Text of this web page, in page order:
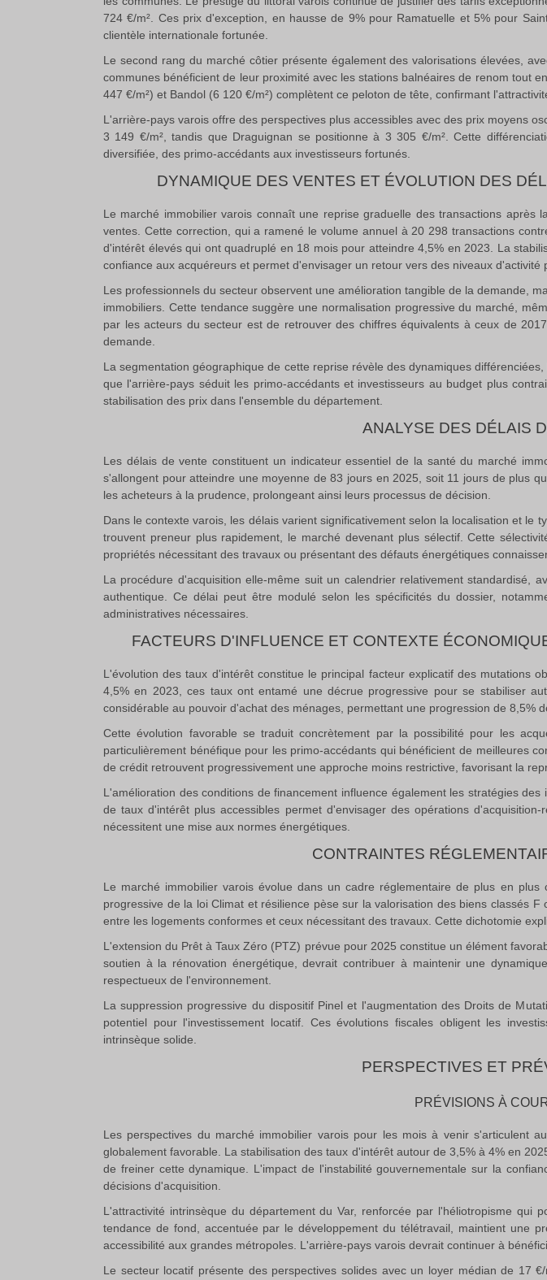
724 €/m²
Ces prix d'exception, en hausse de 9% pour Ramatuelle et 5% pour
clientèle internationale fortunée
Le second rang du marché côtier présente également des valorisations élevées,
communes bénéficient de leur proximité avec les stations balnéaires de renom tout
447 €/m²) et Bandol (6 120 €/m²) complètent ce peloton de tête, confirmant
L'arrière-pays varois offre des perspectives plus accessibles avec des prix moyens
3 149 €/m², tandis que Draguignan se positionne à 3 305 €/m².
Cette
diversifiée, des primo-accédants aux investisseurs fortunés.
DYNAMIQUE DES VENTES ET ÉVOLUTION DES
Le marché immobilier varois connaît une reprise graduelle des transactions
ventes Cette correction, qui a ramené le volume annuel à 20 298 transactions
d'intérêt élevés qui ont quadruplé en 18 mois pour atteindre 4,5% en 2023
La
confiance aux acquéreurs et permet d'envisager un retour vers des niveaux d'activité
Les professionnels du secteur observent une amélioration tangible de la demande,
immobiliers Cette tendance suggère une normalisation progressive du marché,
par les acteurs du secteur est de retrouver des chiffres équivalents à ceux de
demande
La segmentation géographique de cette reprise révèle des dynamiques
que l'arrière-pays séduit les primo-accédants et investisseurs au budget plus
stabilisation des prix dans l'ensemble du département.
ANALYSE DES DÉLAIS
Les délais de vente constituent un indicateur essentiel de la santé du marché
s'allongent pour atteindre une moyenne de 83 jours en 2025, soit 11 jours de plus
les acheteurs à la prudence, prolongeant ainsi leurs processus de décision.
Dans le contexte varois, les délais varient significativement selon la localisation et
trouvent preneur plus rapidement, le marché devenant plus sélectif. Cette
propriétés nécessitant des travaux ou présentant des défauts énergétiques
La procédure d'acquisition elle-même suit un calendrier relativement
authentique
Ce délai peut être modulé selon les spécificités du dossier,
administratives nécessaires
FACTEURS D'INFLUENCE ET CONTEXTE
L'évolution des taux d'intérêt constitue le principal facteur explicatif des mutations
4,5% en 2023, ces taux ont entamé une décrue progressive pour se stabiliser
considérable au pouvoir d'achat des ménages, permettant une progression de 8,5%
Cette évolution favorable se traduit concrètement par la possibilité pour les
particulièrement bénéfique pour les primo-accédants qui bénéficient de meilleures
de crédit retrouvent progressivement une approche moins restrictive, favorisant la
L'amélioration des conditions de financement influence également les stratégies
de taux d'intérêt plus accessibles permet d'envisager des opérations
nécessitent une mise aux normes énergétiques.
CONTRAINTES
Le marché immobilier varois évolue dans un cadre réglementaire de plus en
progressive de la loi Climat et résilience pèse sur la valorisation des biens classés
entre les logements conformes et ceux nécessitant des travaux Cette dichotomie
L'extension du Prêt à Taux Zéro (PTZ) prévue pour 2025 constitue un élément
soutien à la rénovation énergétique, devrait contribuer à maintenir une
respectueux de l'environnement.
La suppression progressive du dispositif Pinel et l'augmentation des Droits de
potentiel pour l'investissement locatif.
Ces évolutions fiscales obligent les
intrinsèque solide.
PERSPECTIVES ET
PRÉVISIONS À
Les perspectives du marché immobilier varois pour les mois à venir s'articulent
globalement favorable. La stabilisation des taux d'intérêt autour de 3,5% à 4% en
de freiner cette dynamique
L'impact de l'instabilité gouvernementale sur la
décisions d'acquisition.
L'attractivité intrinsèque du département du Var, renforcée par l'héliotropisme qui
tendance de fond, accentuée par le développement du télétravail, maintient une
accessibilité aux grandes métropoles. L'arrière-pays varois devrait continuer à
Le secteur locatif présente des perspectives solides avec un loyer médian de 17